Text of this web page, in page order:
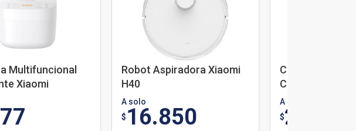
Multifuncional
Xiaomi
Robot Aspiradora Xiaomi
H40
A solo
$ 16.850
Cámara de
CW100 Dual
A solo
$2.970